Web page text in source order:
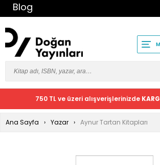
Blog
750 TL ve üzeri alışverişlerinizde
Ana Sayfa Yazar Aynur Tartan Kitapları